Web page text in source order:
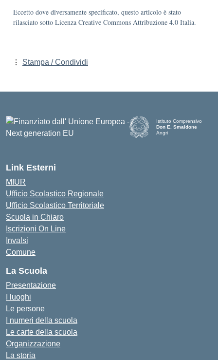
Eccetto dove diversamente specificato, questo articolo è stato
rilasciato sotto Licenza Creative Commons Attribuzione 4.0 Italia.
Stampa / Condividi
Istituto Comprensivo
Don E. Smaldone
Angri
Link Esterni
MIUR
Ufficio Scolastico Regionale
Ufficio Scolastico Territoriale
Scuola in Chiaro
Iscrizioni On Line
Invalsi
Comune
La Scuola
Presentazione
I luoghi
Le persone
I numeri della scuola
Le carte della scuola
Organizzazione
La storia